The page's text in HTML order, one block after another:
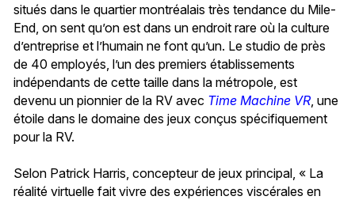
situés dans le quartier montréalais très tendance du Mile-
End, on sent qu’on est dans un endroit rare où la culture
d’entreprise et l’humain ne font qu’un. Le studio de près
de 40 employés, l’un des premiers établissements
indépendants de cette taille dans la métropole, est
devenu un pionnier de la RV avec Time Machine VR , une
étoile dans le domaine des jeux conçus spécifiquement
pour la RV.
Selon Patrick Harris, concepteur de jeux principal, « La
réalité virtuelle fait vivre des expériences viscérales en